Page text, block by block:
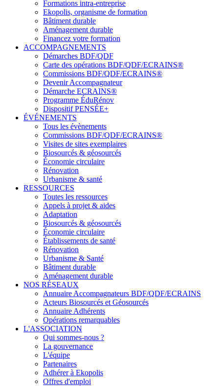
Formations intra-entreprise
Ekopolis, organisme de formation
Bâtiment durable
Aménagement durable
Financez votre formation
ACCOMPAGNEMENTS
Démarches BDF/QDF
Carte des opérations BDF/QDF/ECRAINS®
Commissions BDF/QDF/ECRAINS®
Devenir Accompagnateur
Démarche ECRAINS®
Programme ÉduRénov
Dispositif PENSÉE+
ÉVÉNEMENTS
Tous les évènements
Commissions BDF/QDF/ECRAINS®
Visites de sites exemplaires
Biosourcés & géosourcés
Économie circulaire
Rénovation
Urbanisme & santé
RESSOURCES
Toutes les ressources
Appels à projet & aides
Adaptation
Biosourcés & géosourcés
Économie circulaire
Établissements de santé
Rénovation
Urbanisme & Santé
Bâtiment durable
Aménagement durable
NOS RÉSEAUX
Annuaire Accompagnateurs BDF/QDF/ECRAINS
Acteurs Biosourcés et Géosourcés
Annuaire Adhérents
Opérations remarquables
L'ASSOCIATION
Qui sommes-nous ?
La gouvernance
L'équipe
Partenaires
Adhérer à Ekopolis
Offres d'emploi